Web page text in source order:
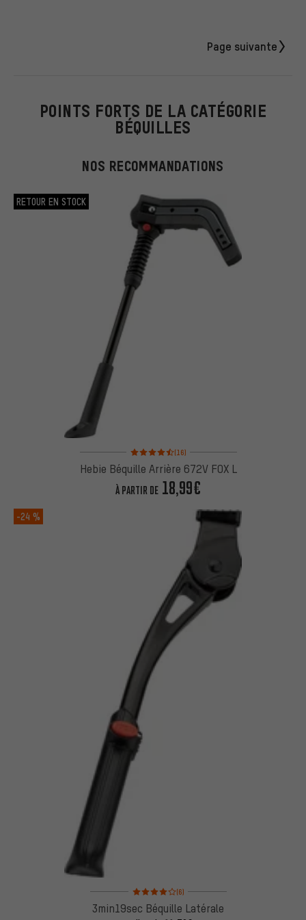
Page suivante
POINTS FORTS DE LA CATÉGORIE
BÉQUILLES
NOS RECOMMANDATIONS
RETOUR EN STOCK
Note moyenne : 4,5 sur 5 d'après 16 avis
(16)
Hebie Béquille Arrière 672V FOX L
À PARTIR DE18,99€
-24 %
Note moyenne : 4 sur 5 d'après 6 avis
(6)
3min19sec Béquille Latérale